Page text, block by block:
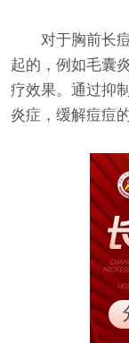
对于胸前长痘
起的，例如毛囊
疗效果。通过抑
炎症，缓解痘痘